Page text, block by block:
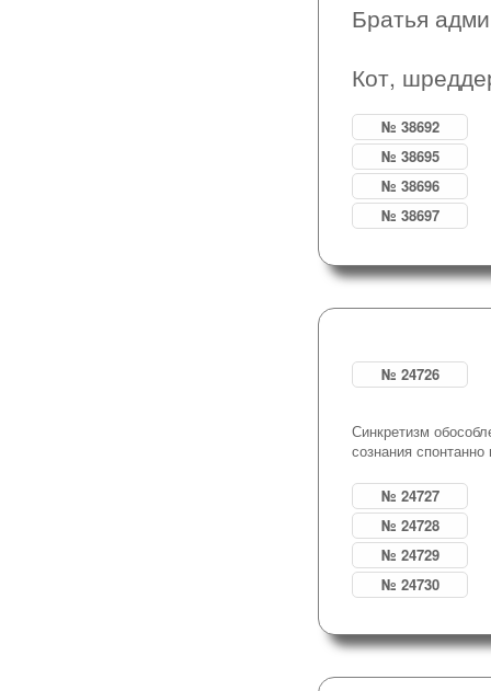
Братья
Кот,
№ 38692
№ 38695
№ 38696
№ 38697
№ 24726
Синкретизм
сознания
№ 24727
№ 24728
№ 24729
№ 24730